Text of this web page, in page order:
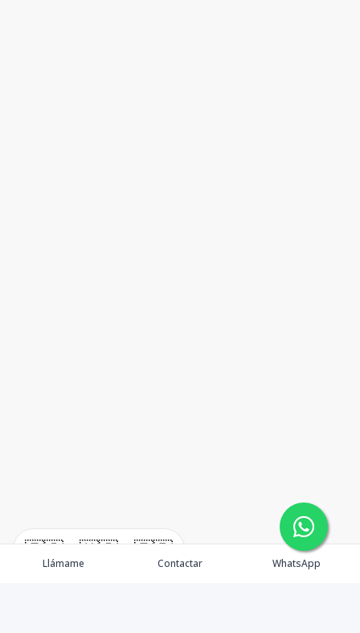
🇪🇸 🇺🇸 🇫🇷
Llámame Contactar WhatsApp